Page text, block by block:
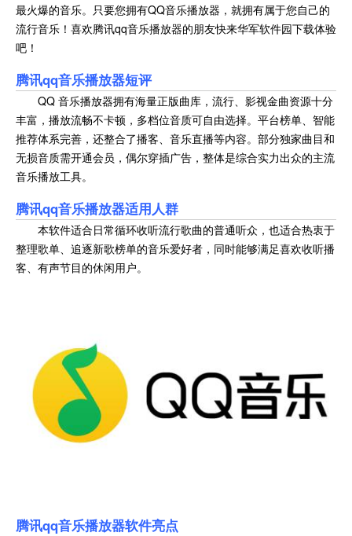
最火爆的音乐。只要您拥有QQ音乐播放器，就拥有属于您自己的
流行音乐！喜欢腾讯qq音乐播放器的朋友快来华军软件园下载体验
吧！
腾讯qq音乐播放器短评
QQ 音乐播放器拥有海量正版曲库，流行、影视金曲资源十分
丰富，播放流畅不卡顿，多档位音质可自由选择。平台榜单、智能
推荐体系完善，还整合了播客、音乐直播等内容。部分独家曲目和
无损音质需开通会员，偶尔穿插广告，整体是综合实力出众的主流
音乐播放工具。
腾讯qq音乐播放器适用人群
本软件适合日常循环收听流行歌曲的普通听众，也适合热衷于
整理歌单、追逐新歌榜单的音乐爱好者，同时能够满足喜欢收听播
客、有声节目的休闲用户。
腾讯qq音乐播放器软件亮点